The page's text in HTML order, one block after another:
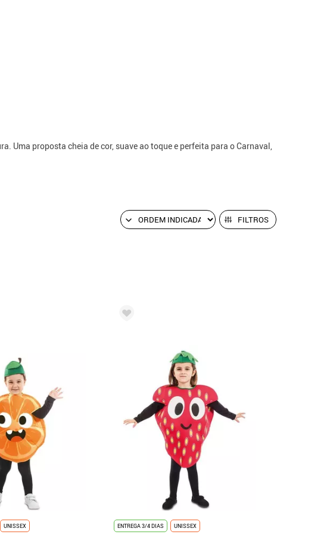
Uma proposta cheia de cor, suave ao toque e perfeita para o Carnaval,
FILTROS
UNISSEX ENTREGA 3/4 DIAS UNISSEX